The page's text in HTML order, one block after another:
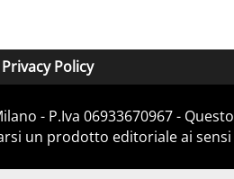
Privacy Policy
- P.Iva 06933670967 -
un prodotto editoriale ai sensi